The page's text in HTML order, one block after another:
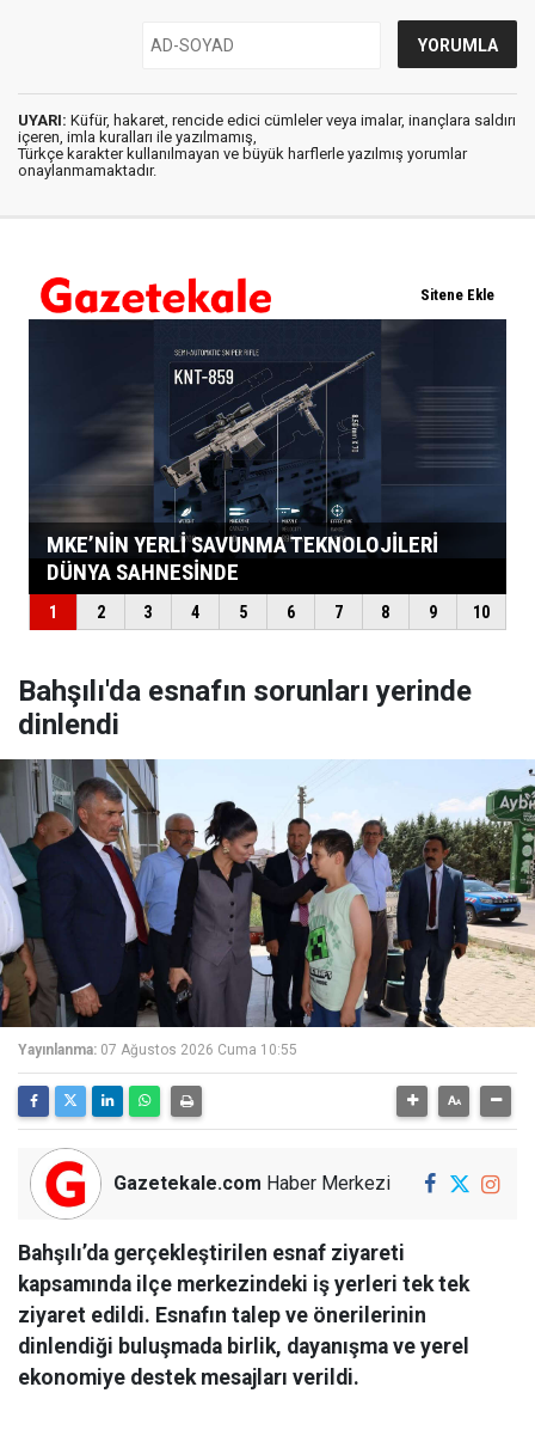
UYARI: Küfür, hakaret, rencide edici cümleler veya imalar, inançlara saldırı
içeren, imla kuralları ile yazılmamış,
Türkçe karakter kullanılmayan ve büyük harflerle yazılmış yorumlar
onaylanmamaktadır.
Bahşılı'da esnafın sorunları yerinde
dinlendi
Yayınlanma: 07 Ağustos 2026 Cuma 10:55
Gazetekale.com Haber Merkezi
Bahşılı’da gerçekleştirilen esnaf ziyareti
kapsamında ilçe merkezindeki iş yerleri tek tek
ziyaret edildi. Esnafın talep ve önerilerinin
dinlendiği buluşmada birlik, dayanışma ve yerel
ekonomiye destek mesajları verildi.